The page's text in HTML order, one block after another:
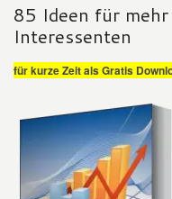
85 Ideen für
Interessenten
für kurze Zeit als Gratis